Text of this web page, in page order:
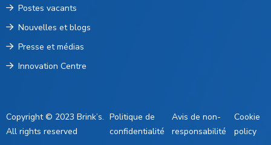
Postes vacants
Nouvelles et blogs
Presse et médias
Innovation Centre
Copyright © 2023 Brink’s.
All rights reserved
Politique de
confidentialité
Avis de non-
responsabilité
Cookie
policy